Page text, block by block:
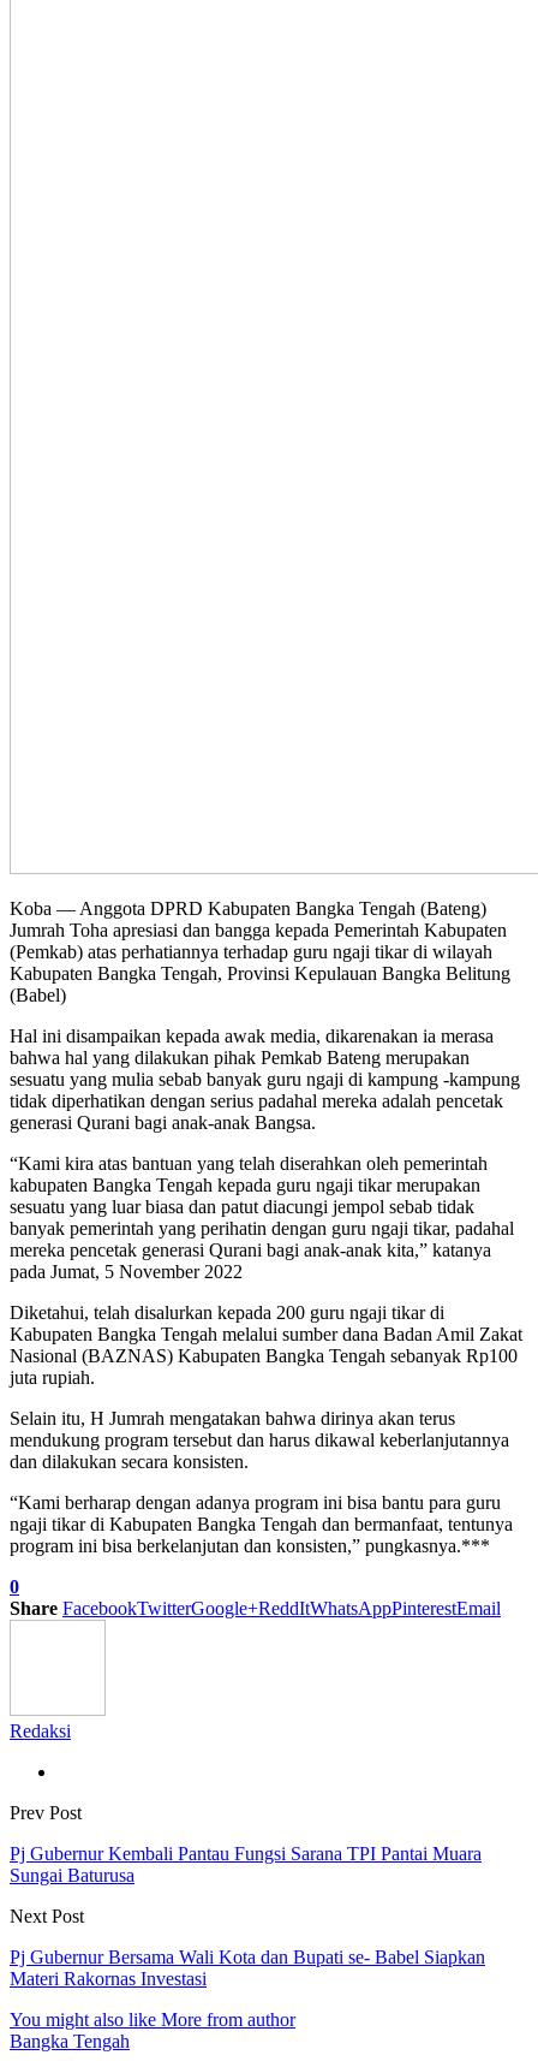
Koba — Anggota DPRD Kabupaten Bangka Tengah (Bateng)
Jumrah Toha apresiasi dan bangga kepada Pemerintah Kabupaten
(Pemkab) atas perhatiannya terhadap guru ngaji tikar di wilayah
Kabupaten Bangka Tengah, Provinsi Kepulauan Bangka Belitung
(Babel)
Hal ini disampaikan kepada awak media, dikarenakan ia merasa
bahwa hal yang dilakukan pihak Pemkab Bateng merupakan
sesuatu yang mulia sebab banyak guru ngaji di kampung -kampung
tidak diperhatikan dengan serius padahal mereka adalah pencetak
generasi Qurani bagi anak-anak Bangsa.
“Kami kira atas bantuan yang telah diserahkan oleh pemerintah
kabupaten Bangka Tengah kepada guru ngaji tikar merupakan
sesuatu yang luar biasa dan patut diacungi jempol sebab tidak
banyak pemerintah yang perihatin dengan guru ngaji tikar, padahal
mereka pencetak generasi Qurani bagi anak-anak kita,” katanya
pada Jumat, 5 November 2022
Diketahui, telah disalurkan kepada 200 guru ngaji tikar di
Kabupaten Bangka Tengah melalui sumber dana Badan Amil Zakat
Nasional (BAZNAS) Kabupaten Bangka Tengah sebanyak Rp100
juta rupiah.
Selain itu, H Jumrah mengatakan bahwa dirinya akan terus
mendukung program tersebut dan harus dikawal keberlanjutannya
dan dilakukan secara konsisten.
“Kami berharap dengan adanya program ini bisa bantu para guru
ngaji tikar di Kabupaten Bangka Tengah dan bermanfaat, tentunya
program ini bisa berkelanjutan dan konsisten,” pungkasnya.***
0
Share FacebookTwitterGoogle+ReddItWhatsAppPinterestEmail
Redaksi
Prev Post
Pj Gubernur Kembali Pantau Fungsi Sarana TPI Pantai Muara
Sungai Baturusa
Next Post
Pj Gubernur Bersama Wali Kota dan Bupati se- Babel Siapkan
Materi Rakornas Investasi
You might also like More from author
Bangka Tengah